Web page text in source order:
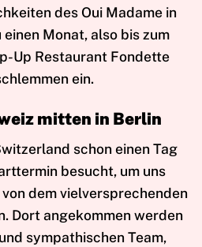
des Oui Madame in
Monat, also bis zum
Up Restaurant Fondette
ein.
mitten in Berlin
schon einen Tag
besucht, um uns
dem vielversprechenden
Dort angekommen werden
sympathischen Team,